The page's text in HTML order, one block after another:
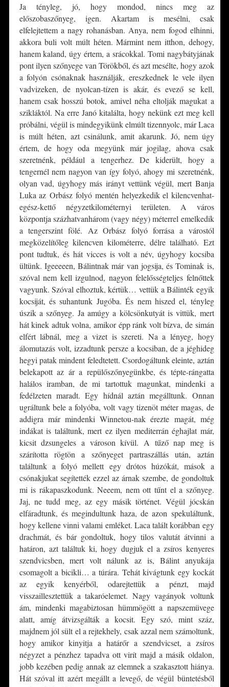
Ja tényleg, jó, hogy mondod, nincs meg az
előszobaszőnyeg, igen. Akartam is mesélni, csak
elfelejtettem a nagy rohanásban. Anya, nem fogod elhinni,
akkora buli volt múlt héten. Mármint nem itthon, dehogy,
hanem kaland, úgy értem, a srácokkal. Tomi nagybátyjának
pont ilyen szőnyege van Törökből, és azt mesélte, hogy azok
a folyón csónaknak használják, ereszkednek le vele ilyen
vadvizeken, de nyolcan-tízen is akár, és evező se kell,
hanem csak hosszú botok, amivel néha eltolják magukat a
szikláktól. Na erre Janó kitalálta, hogy nekünk ezt meg kell
próbálni, végül is mindegyikünk elmúlt tizennyolc, már Laca
is múlt héten, azt csinálunk, amit akarunk. Jó, nem úgy
értem, de hogy oda megyünk már jogilag, ahova csak
szeretnénk, például a tengerhez. De kiderült, hogy a
tengernél nem nagyon van így folyó, ahogy mi szeretnénk,
olyan vad, úgyhogy más irányt vettünk végül, mert Banja
Luka az Orbász folyó mentén helyezkedik el kilencvenhat-
egész-kettő négyzetkilométernyi területen. A város
központja százhatvanhárom (vagy négy) méterrel emelkedik
a tengerszint fölé. Az Orbász folyó forrása a várostól
megközelítőleg kilencven kilométerre, délre található. Ezt
pont tudtuk, és hát vicces is volt a név, úgyhogy kocsiba
ültünk. Igeeeeen, Bálintnak már van jogsija, és Tominak is,
szóval nem kell izgulnod, nagyon felelősségteljes felnőttek
vagyunk. Szóval elhoztuk, kértük… vettük a Bálinték egyik
kocsiját, és suhantunk Jugóba. És nem hiszed el, tényleg
úszik a szőnyeg. Ja amúgy a kölcsönkutyát is vittük, mert
hát kinek adtuk volna, amikor épp ránk volt bízva, de simán
elfért lábnál, meg a vizet is szereti. Na a lényeg, hogy
álomutazás volt, izzadtunk persze a kocsiban, de a jéghideg
hegyi patak mindent feledtetett. Csordogáltunk eleinte, aztán
belekapott az ár a repülőszőnyegünkbe, és tépte-rángatta
halálos iramban, de mi tartottuk magunkat, mindenki a
fedélzeten maradt. Egy hídnál aztán megálltunk. Onnan
ugráltunk bele a folyóba, volt vagy tizenöt méter magas, de
addigra már mindenki Winnetou-nak érezte magát, még
indákat is találtunk, mert ez ilyen mediterrán éghajlat már,
kicsit dzsungeles a városon kívül. A tűző nap meg is
szárította rögtön a szőnyeget partraszállás után, aztán
találtunk a folyó mellett egy drótos húzókát, mások a
csónakjukat segítették ezzel az árnak szembe, de gondoltuk
mi is rákapaszkodunk. Neeem, nem ott tűnt el a szőnyeg.
Jaj, ne tudd meg, az egy másik történet. Végül jócskán
elfáradtunk, és megindultunk haza, de azon spekuláltunk,
hogy kellene vinni valami emléket. Laca talált korábban egy
drachmát, és bár gondoltuk, hogy tilos valutát átvinni a
határon, azt találtuk ki, hogy dugjuk el a zsíros kenyeres
szendvicsben, mert volt nálunk az is, Bálint anyukája
csomagolt a bicikli… a túrára. Tehát kivágtunk egy kockát
az egyik kenyérből, odarejtettük a pénzt, majd
visszaillesztettük a takaróelemet. Nagy vagányok voltunk
ám, mindenki magabiztosan hümmögött a napszemüvege
alatt, amíg átvizsgálták a kocsit. Egy szó, mint száz,
majdnem jól sült el a rejtekhely, csak azzal nem számoltunk,
hogy amikor kinyitja a határőr a szendvicset, a zsíros
négyzet a pénzhez tapadva ott virít majd a másik oldalon,
jobb kezében pedig annak az elemnek a szakasztott hiánya.
Hát szóval itt azért megállt a levegő, de végül büntetésből